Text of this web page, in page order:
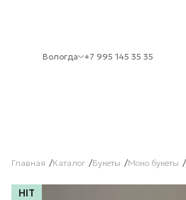
Вологда +7 995 145 35 35
Главная Каталог Букеты Моно букеты
HIT